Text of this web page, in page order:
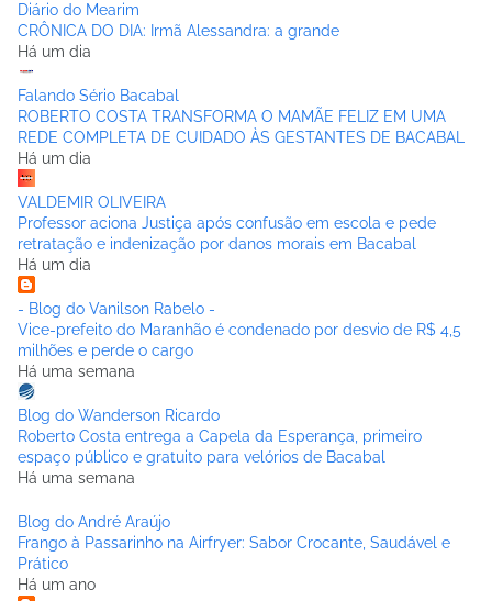
Diário do Mearim
CRÔNICA DO DIA: Irmã Alessandra: a grande
Há um dia
Falando Sério Bacabal
ROBERTO COSTA TRANSFORMA O MAMÃE FELIZ EM UMA
REDE COMPLETA DE CUIDADO ÀS GESTANTES DE BACABAL
Há um dia
VALDEMIR OLIVEIRA
Professor aciona Justiça após confusão em escola e pede
retratação e indenização por danos morais em Bacabal
Há um dia
- Blog do Vanilson Rabelo -
Vice-prefeito do Maranhão é condenado por desvio de R$ 4,5
milhões e perde o cargo
Há uma semana
Blog do Wanderson Ricardo
Roberto Costa entrega a Capela da Esperança, primeiro
espaço público e gratuito para velórios de Bacabal
Há uma semana
Blog do André Araújo
Frango à Passarinho na Airfryer: Sabor Crocante, Saudável e
Prático
Há um ano